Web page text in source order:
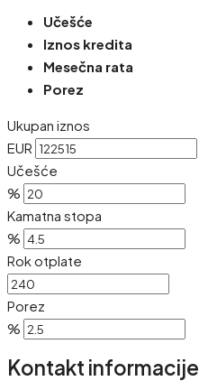
Učešće
Iznos kredita
Mesečna rata
Porez
Ukupan iznos
EUR
Učešće
%
Kamatna stopa
%
Rok otplate
Porez
%
Kontakt informacije